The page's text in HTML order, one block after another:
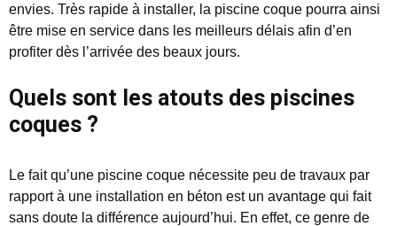
envies. Très rapide à installer, la piscine coque pourra ainsi
être mise en service dans les meilleurs délais afin d’en
profiter dès l’arrivée des beaux jours.
Quels sont les atouts des piscines
coques ?
Le fait qu’une piscine coque nécessite peu de travaux par
rapport à une installation en béton est un avantage qui fait
sans doute la différence aujourd’hui. En effet, ce genre de